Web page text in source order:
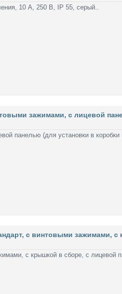
10 А, 250 В, IP 55, серый..
зажимами, с лицевой
панелью (для установки в
с винтовыми зажимами,
с крышкой в сборе, с лицевой